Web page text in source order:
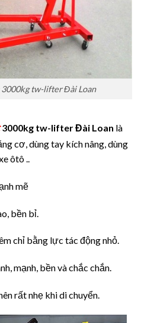
tw-lifter Đài Loan
3000kg tw-lifter Đài Loan là
cơ, dùng tay kích nâng, dùng
ôtô ..
mẽ
bền bỉ.
chỉ bằng lực tác động nhỏ.
mạnh, bền và chắc chắn.
rất nhẹ khi di chuyển.